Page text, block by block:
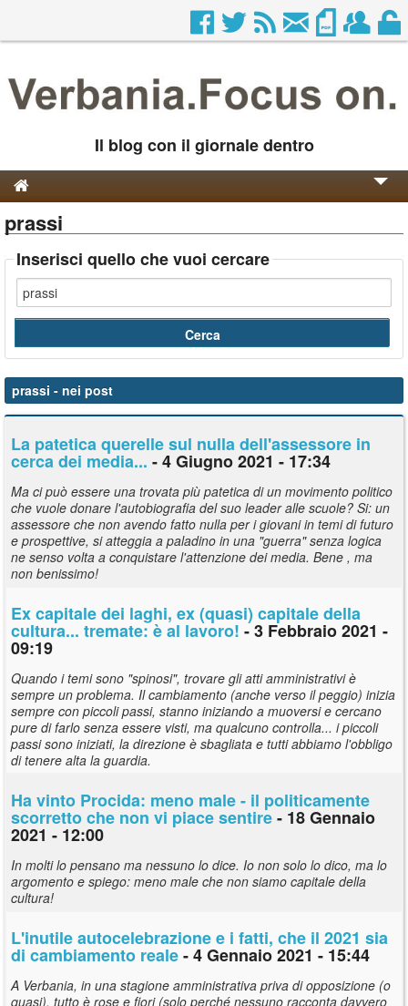
Il blog con il giornale dentro
Genesi e Storia
Contatti
prassi
Inserisci quello che vuoi cercare
prassi - nei post
La patetica querelle sul nulla dell'assessore in
cerca dei media... - 4 Giugno 2021 - 17:34
Ma ci può essere una trovata più patetica di un movimento politico
che vuole donare l'autobiografia del suo leader alle scuole? Si: un
assessore che non avendo fatto nulla per i giovani in temi di futuro
e prospettive, si atteggia a paladino in una "guerra" senza logica
ne senso volta a conquistare l'attenzione dei media. Bene , ma
non benissimo!
Ex capitale dei laghi, ex (quasi) capitale della
cultura... tremate: è al lavoro! - 3 Febbraio 2021 -
09:19
Quando i temi sono "spinosi", trovare gli atti amministrativi è
sempre un problema. Il cambiamento (anche verso il peggio) inizia
sempre con piccoli passi, stanno iniziando a muoversi e cercano
pure di farlo senza essere visti, ma qualcuno controlla... i piccoli
passi sono iniziati, la direzione è sbagliata e tutti abbiamo l'obbligo
di tenere alta la guardia.
Ha vinto Procida: meno male - il politicamente
scorretto che non vi piace sentire- 18 Gennaio
2021 - 12:00
In molti lo pensano ma nessuno lo dice. Io non solo lo dico, ma lo
argomento e spiego: meno male che non siamo capitale della
cultura!
L'inutile autocelebrazione e i fatti, che il 2021 sia
di cambiamento reale- 4 Gennaio 2021 - 15:44
A Verbania, in una stagione amministrativa priva di opposizione (o
quasi), tutto è rose e fiori (solo perché nessuno racconta davvero